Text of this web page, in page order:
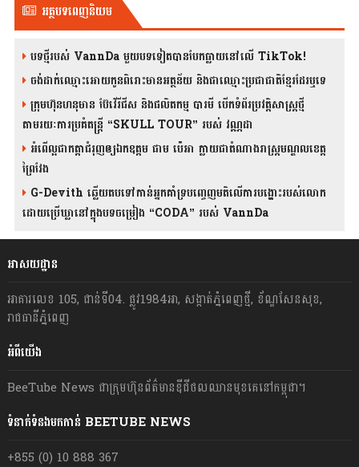
អត្ថបទពេញនិយម
បទថ្មីរបស់ VannDa មួយបទទៀតបានបែកធ្លាយនៅលើ TikTok!
ចង់ដាក់ឈ្មោះអោយកូនពិរោះមានអត្ថន័យ និងជាឈ្មោះប្រជាជាតិខ្មែរដែរឬទេ
ក្រុមហ៊ុនហនុមាន ប៊ែវើរីជីស និង​ផលិតកម្ម បារមី​ បើកទំព័រប្រវត្តិសាស្ត្រថ្មី
តាមរយៈការប្រគំតន្រ្តី “SKULL TOUR” របស់ វណ្ណដា
អំពើល្អជាកត្តាជំរុញឲ្យឯកឧត្តម ជាម ប៉េអា ក្លាយជាតំណាងរាស្ត្រមណ្ឌលខេត្ត
ព្រៃវែង
G-Devith ឆ្លើយតបទៅកាន់អ្នកគាំទ្របញ្ចេញមតិលើការបង្ហោះរបស់លោក
ដោយប្រើឃ្លានៅក្នុងបទចម្រៀង “CODA” រ​​​បស់ VannDa
អាសយដ្ឋាន
អាគារលេខ 105, ជាន់ទី04. ផ្លូវ1984អា, សង្កាត់ភ្នំពេញថ្មី, ខ័ណ្ឌសែនសុខ,
រាជធានីភ្នំពេញ
អំពីយើង
BeeTube News ជា​ក្រុមហ៊ុន​ព័ត៌មាន​ឌីជីថលឈាន​មុខ​គេ​នៅ​កម្ពុជា។
ទំនាក់ទំនងមកកាន់ BEETUBE NEWS
+855 (0) 10 888 367